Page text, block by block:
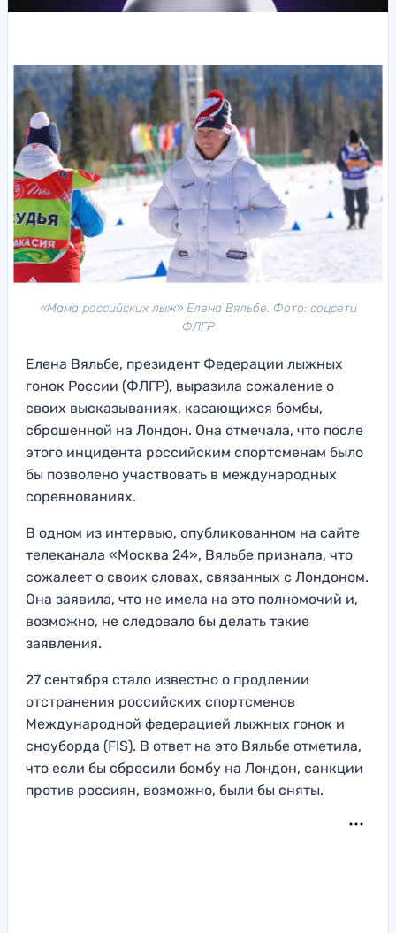
«Мама российских лыж» Елена Вяльбе. Фото: соцсети
ФЛГР
Елена Вяльбе, президент Федерации лыжных
гонок России (ФЛГР), выразила сожаление о
своих высказываниях, касающихся бомбы,
сброшенной на Лондон. Она отмечала, что после
этого инцидента российским спортсменам было
бы позволено участвовать в международных
соревнованиях.
В одном из интервью, опубликованном на сайте
телеканала «Москва 24», Вяльбе признала, что
сожалеет о своих словах, связанных с Лондоном.
Она заявила, что не имела на это полномочий и,
возможно, не следовало бы делать такие
заявления.
27 сентября стало известно о продлении
отстранения российских спортсменов
Международной федерацией лыжных гонок и
сноуборда (FIS). В ответ на это Вяльбе отметила,
что если бы сбросили бомбу на Лондон, санкции
против россиян, возможно, были бы сняты.